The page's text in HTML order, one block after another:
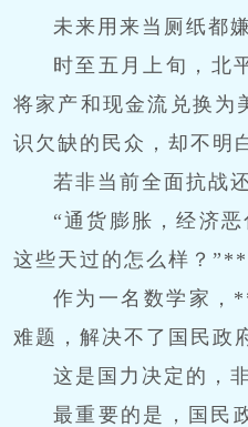
未来用来当厕纸都
时至五月上旬，北
将家产和现金流兑换为
识欠缺的民众，却不明
若非当前全面抗战
“通货膨胀，经济
这些天过的怎么样？
作为一名数学家，
难题，解决不了国民政
这是国力决定的，
最重要的是，国民